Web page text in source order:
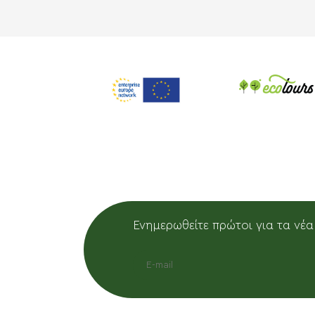
Ενημερωθείτε πρώτοι για τα